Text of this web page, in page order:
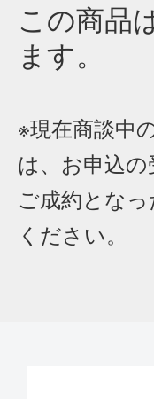
この商品
ます。
※現在商談中
は、お申込の
ご成約とな
ください。